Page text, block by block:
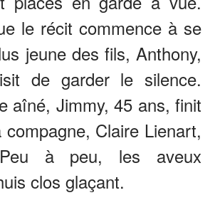
le récit commence à se
jeune des fils, Anthony,
de garder le silence.
aîné, Jimmy, 45 ans, finit
compagne, Claire Lienart,
Peu à peu, les aveux
clos glaçant.